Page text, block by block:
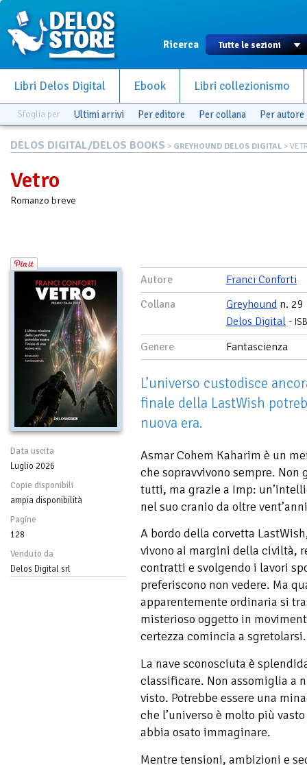
Ricerca
Libri Delos Digital Ebook Libri collezionismo
Sfoglia per Ultimi arrivi Per editore Per collana Per autore
DELOS DIGITAL/DELOS BOOKS > GREYHOUND DELOS DIGITAL >
Vetro
Romanzo breve
Data uscita
Luglio 2026
Copie disponibili
ampia disponibilità
Pagine
128
Venduto da
Delos Digital srl
Autore
Franci Conforti
Collana
Greyhound n. 29
Delos Digital -
Genere Fantascienza
L’universo custodisce
finale della LastWish
nuova era.
Asmar Cohem Kaharim è un
che sopravvivono sempre. Non
tutti, ma grazie a Imp:
nel suo cranio da oltre
A bordo della corvetta
vivono ai margini della civiltà,
contratti e svolgendo i lavori
preferiscono non vedere. Ma
apparentemente ordinaria si
misterioso oggetto in
certezza comincia a sgretolarsi.
La nave sconosciuta è
classificare. Non assomiglia a
visto. Potrebbe essere una
che l’universo è molto più
abbia osato immaginare.
Mentre tensioni, ambizioni e